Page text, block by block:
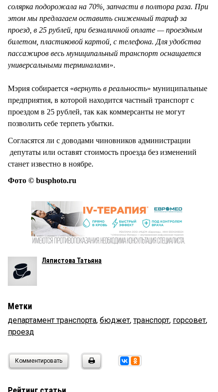
солярка подорожала на 70%, запчасти в полтора раза. При
этом мы предлагаем оставить сниженный тариф за
проезд, в 25 рублей, при безналичной оплате — проездным
билетом, пластиковой картой, с телефона. Для удобства
пассажиров весь муниципальный транспорт оснащается
универсальными терминалами».
Мэрия собирается «вернуть в реальность» муниципальные
предприятия, в которой находится частный транспорт с
проездом в 25 рублей, так как коммерсанты не могут
позволить себе терпеть убытки.
Согласятся ли с доводами чиновников администрации
депутаты или оставят стоимость проезда без изменений
станет известно в ноябре.
Фото © busphoto.ru
Ляпистова Татьяна
Метки
департамент транспорта, бюджет,транспорт, горсовет,
проезд
Комментировать